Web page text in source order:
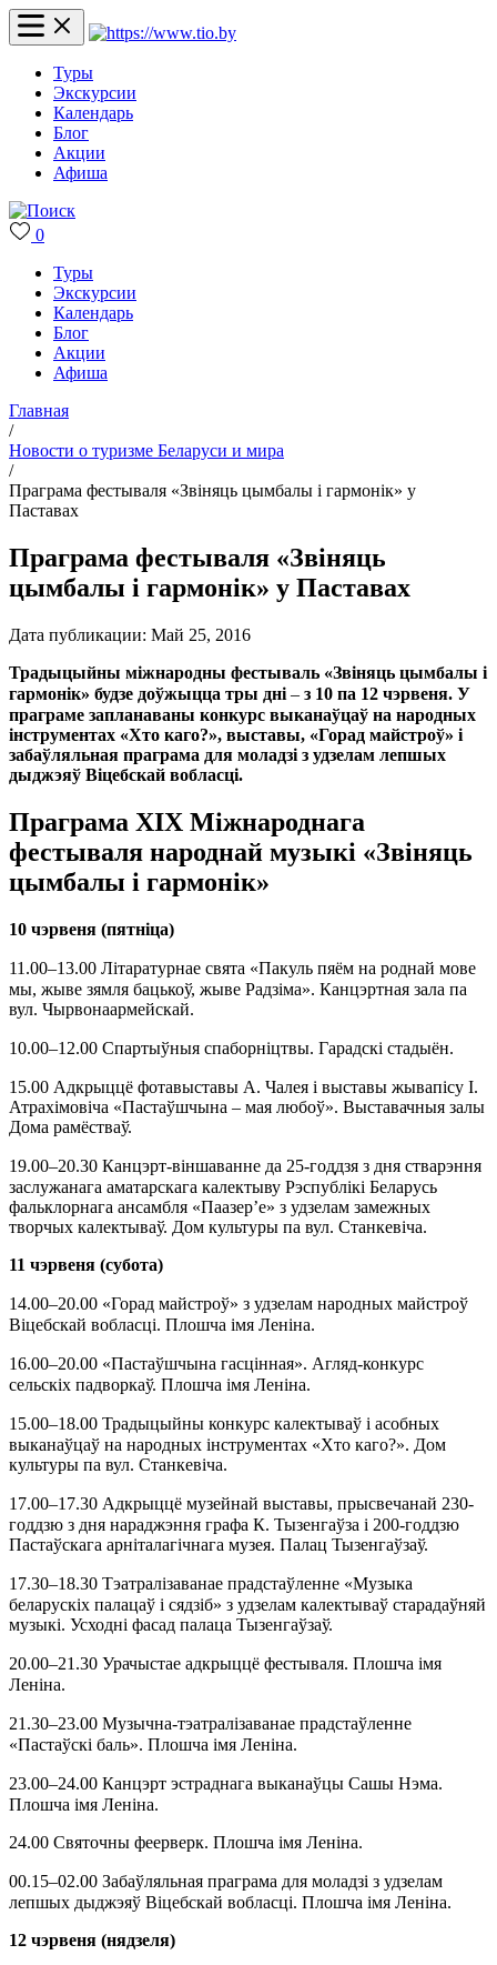
Туры
Экскурсии
Календарь
Блог
Акции
Афиша
0
Туры
Экскурсии
Календарь
Блог
Акции
Афиша
Главная
/
Новости о туризме Беларуси и мира
/
Праграма фестываля «Звіняць цымбалы і гармонік» у
Паставах
Праграма фестываля «Звіняць
цымбалы і гармонік» у Паставах
Дата публикации: Май 25, 2016
Традыцыйны міжнародны фестываль «Звіняць цымбалы і
гармонік» будзе доўжыцца тры дні – з 10 па 12 чэрвеня. У
праграме запланаваны конкурс выканаўцаў на народных
інструментах «Хто каго?», выставы, «Горад майстроў» і
забаўляльная праграма для моладзі з удзелам лепшых
дыджэяў Віцебскай вобласці.
Праграма ХІХ Міжнароднага
фестываля народнай музыкі «Звіняць
цымбалы і гармонік»
10 чэрвеня (пятніца)
11.00–13.00 Літаратурнае свята «Пакуль пяём на роднай мове
мы, жыве зямля бацькоў, жыве Радзіма». Канцэртная зала па
вул. Чырвонаармейскай.
10.00–12.00 Спартыўныя спаборніцтвы. Га­радскі стадыён.
15.00 Адкрыццё фотавыставы А. Чалея і выставы жывапісу І.
Атрахімовіча «Пастаўшчына – мая любоў». Выставачныя залы
Дома рамёстваў.
19.00–20.30 Канцэрт-віншаванне да 25-годдзя з дня стварэння
заслужанага аматарскага калектыву Рэспублікі Беларусь
фальклорнага ансамбля «Паазер’е» з удзелам замежных
творчых калектываў. Дом культуры па вул. Станкевіча.
11 чэрвеня (субота)
14.00–20.00 «Горад майстроў» з удзелам народных майстроў
Віцебскай вобласці. Плошча імя Леніна.
16.00–20.00 «Пастаўшчына гасцінная». Агляд-конкурс
сельскіх падворкаў. Плошча імя Леніна.
15.00–18.00 Традыцыйны конкурс калектываў і асобных
выканаўцаў на народных інструментах «Хто каго?». Дом
культуры па вул. Станкевіча.
17.00–17.30 Адкрыццё музейнай выставы, прысвечанай 230-
годдзю з дня нараджэння графа К. Тызенгаўза і 200-годдзю
Пастаўскага арніталагічнага музея. Палац Тызенгаўзаў.
17.30–18.30 Тэатралізаванае прадстаўленне «Музыка
беларускіх палацаў і сядзіб» з удзелам калектываў старадаўняй
музыкі. Усходні фасад палаца Тызенгаўзаў.
20.00–21.30 Урачыстае адкрыццё фестываля. Плошча імя
Леніна.
21.30–23.00 Музычна-тэатралiзаванае прадстаўленне
«Пастаўскі баль». Плошча імя Леніна.
23.00–24.00 Канцэрт эстраднага выканаўцы Сашы Нэма.
Плошча імя Леніна.
24.00 Святочны феерверк. Плошча імя Леніна.
00.15–02.00 Забаўляльная праграма для моладзі з удзелам
лепшых дыджэяў Віцебскай вобласці. Плошча імя Леніна.
12 чэрвеня (нядзеля)